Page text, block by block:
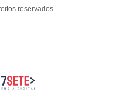
reservados.